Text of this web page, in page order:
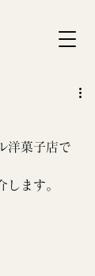
洋菓子店で
します。